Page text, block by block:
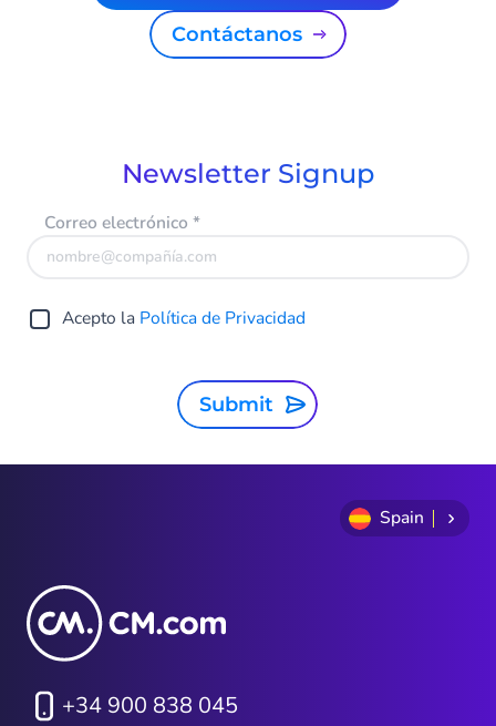
Contáctanos
Newsletter Signup
Correo electrónico *
Acepto la Política de Privacidad
Submit
Spain
+34 900 838 045